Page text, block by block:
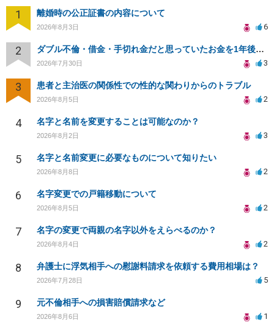
1 離婚時の公正証書の内容について
2026年8月3日 6
2 ダブル不倫・借金・手切れ金だと思っていたお金を1年後いまさら脅迫罪として通知書が来てまとめて請求
2026年7月30日 3
3 患者と主治医の関係性での性的な関わりからのトラブル
2026年8月5日 2
4 名字と名前を変更することは可能なのか？
2026年8月2日 3
5 名字と名前変更に必要なものについて知りたい
2026年8月8日 2
6 名字変更での戸籍移動について
2026年8月5日 2
7 名字の変更で両親の名字以外をえらべるのか？
2026年8月4日 2
8 弁護士に浮気相手への慰謝料請求を依頼する費用相場は？
2026年7月28日 5
9 元不倫相手への損害賠償請求など
2026年8月6日 1